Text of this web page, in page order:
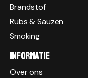
Brandstof
Rubs & Sauzen
Smoking
Informatie
Over ons